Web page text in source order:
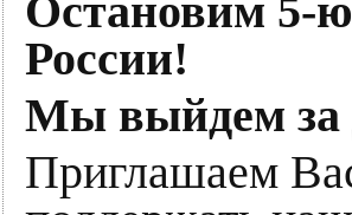
Остановим 5-
России!
Мы выйдем за
Приглашаем